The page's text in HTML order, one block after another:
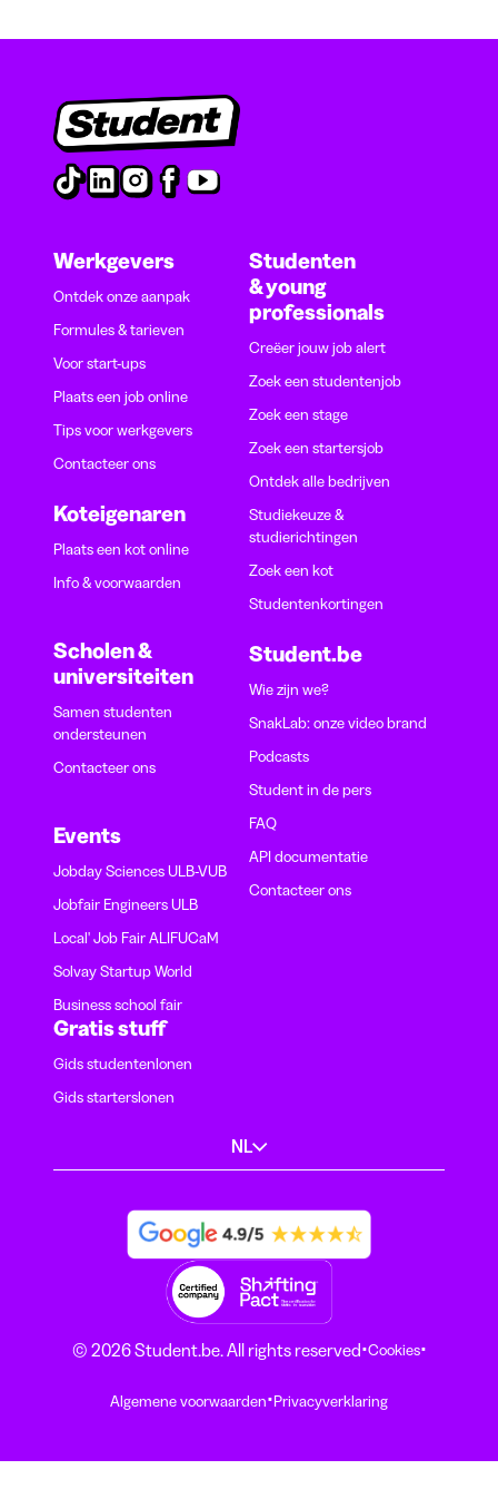
Werkgevers
Ontdek onze aanpak
Formules & tarieven
Voor start-ups
Plaats een job online
Tips voor werkgevers
Contacteer ons
Koteigenaren
Plaats een kot online
Info & voorwaarden
Scholen &
universiteiten
Samen studenten
ondersteunen
Contacteer ons
Events
Jobday Sciences ULB-VUB
Jobfair Engineers ULB
Local' Job Fair ALIFUCaM
Solvay Startup World
Business school fair
Studenten
& young
professionals
Creëer jouw job alert
Zoek een studentenjob
Zoek een stage
Zoek een startersjob
Ontdek alle bedrijven
Studiekeuze &
studierichtingen
Zoek een kot
Studentenkortingen
Student.be
Wie zijn we?
SnakLab: onze video brand
Podcasts
Student in de pers
FAQ
API documentatie
Contacteer ons
Gratis stuff
Gids studentenlonen
Gids starterslonen
NL
© 2026 Student.be. All rights reserved·Cookies·
Algemene voorwaarden·Privacyverklaring